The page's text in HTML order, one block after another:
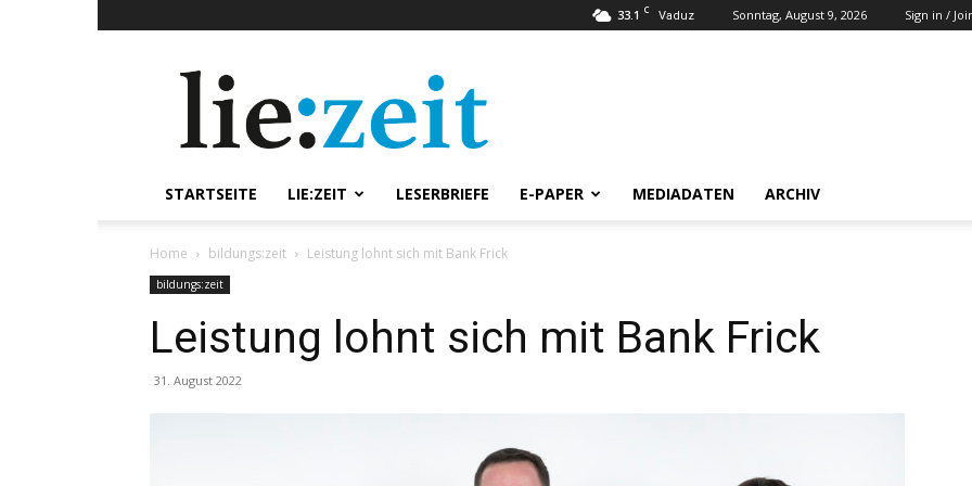
33.1 C Vaduz Sonntag, August 9, 2026 Sign in /
STARTSEITE LIE:ZEIT LESERBRIEFE E-PAPER MEDIADATEN ARCHIV
Home bildungs:zeit Leistung lohnt sich mit Bank Frick
bildungs:zeit
Leistung lohnt sich mit Bank Frick
31. August 2022